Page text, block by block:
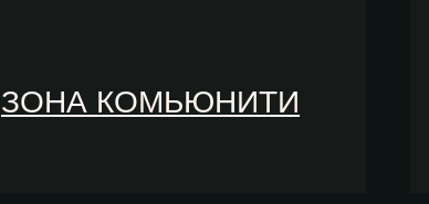
ЗОНА КОМЬЮНИТИ